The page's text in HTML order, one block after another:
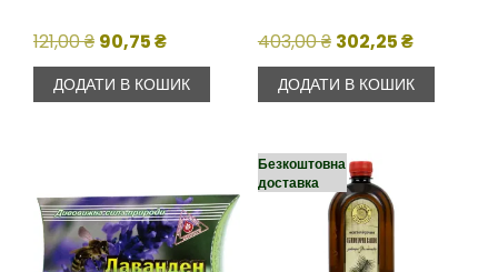
121,00₴ Оригінальна
ціна:
121,00 ₴.
90,75₴Поточна
ціна:
90,75 ₴.
ДОДАТИ В КОШИК
403,00₴ Оригінальна
ціна:
403,00 ₴.
302,25₴Поточна
ціна:
302,25 ₴.
ДОДАТИ В КОШИК
Безкоштовна
доставка